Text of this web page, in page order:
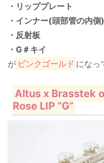
・リッププレート
・インナー(頭部管の内側)
・反射板
・G＃キイ
が ピンクゴールド になっ
Altus x Brasstek
Rose LIP ”G”